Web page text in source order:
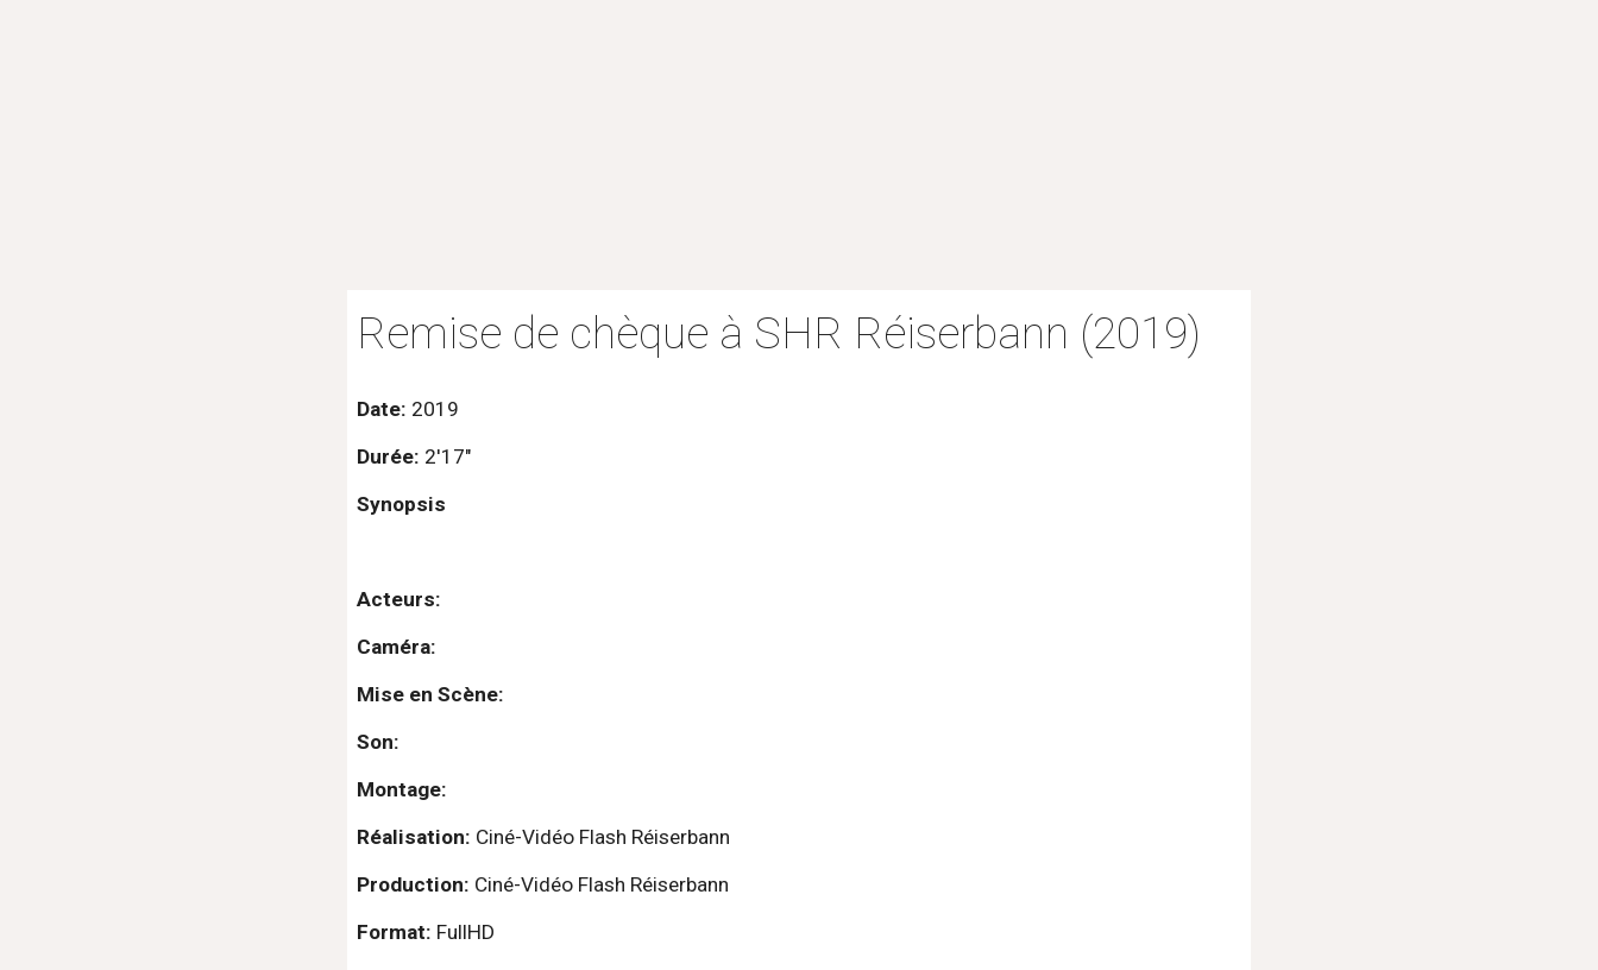
Remise de chèque à SHR Réiserbann (2019)
Date: 2019
Durée: 2'17"
Synopsis
Acteurs:
Caméra:
Mise en Scène:
Son:
Montage:
Réalisation: Ciné-Vidéo Flash Réiserbann
Production: Ciné-Vidéo Flash Réiserbann
Format: FullHD